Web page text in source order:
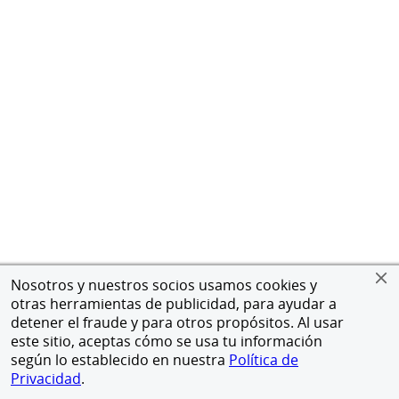
Nosotros y nuestros socios usamos cookies y
otras herramientas de publicidad, para ayudar a
detener el fraude y para otros propósitos. Al usar
este sitio, aceptas cómo se usa tu información
según lo establecido en nuestra Política de
Privacidad.